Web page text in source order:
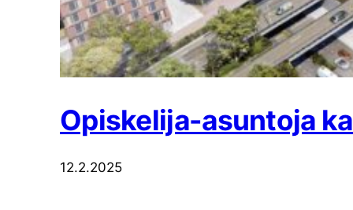
Opiskelija-asuntoja
12.2.2025